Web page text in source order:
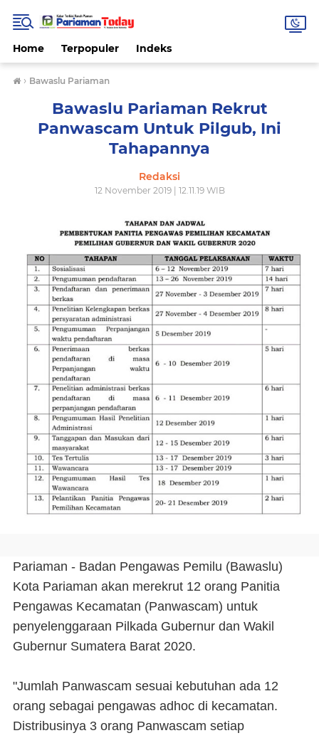
Home Terpopuler Indeks
› Bawaslu Pariaman
Bawaslu Pariaman Rekrut
Panwascam Untuk Pilgub, Ini
Tahapannya
Redaksi
12 November 2019 | 12.11.19 WIB
Pariaman - Badan Pengawas Pemilu (Bawaslu)
Kota Pariaman akan merekrut 12 orang Panitia
Pengawas Kecamatan (Panwascam) untuk
penyelenggaraan Pilkada Gubernur dan Wakil
Gubernur Sumatera Barat 2020.
"Jumlah Panwascam sesuai kebutuhan ada 12
orang sebagai pengawas adhoc di kecamatan.
Distribusinya 3 orang Panwascam setiap